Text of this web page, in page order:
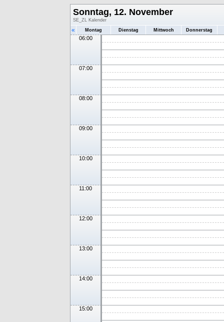
Sonntag, 12. November
SE_ZL Kalender
« Montag Dienstag Mittwoch Donnerstag
06:00
07:00
08:00
09:00
10:00
11:00
12:00
13:00
14:00
15:00